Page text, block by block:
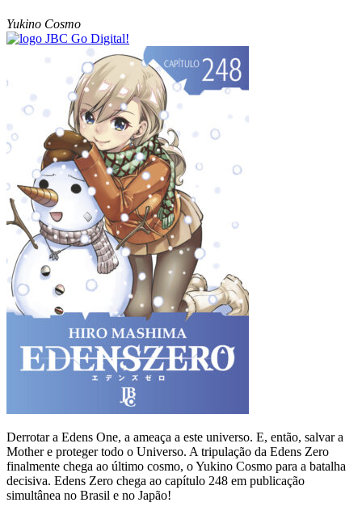
Yukino Cosmo
Derrotar a Edens One, a ameaça a este universo. E, então, salvar a
Mother e proteger todo o Universo. A tripulação da Edens Zero
finalmente chega ao último cosmo, o Yukino Cosmo para a batalha
decisiva. Edens Zero chega ao capítulo 248 em publicação
simultânea no Brasil e no Japão!